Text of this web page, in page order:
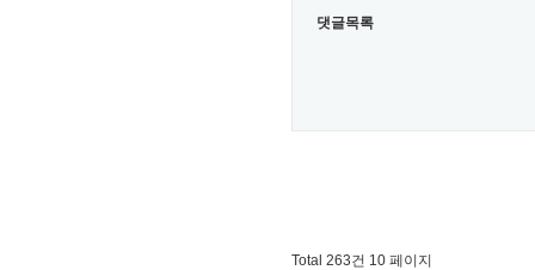
댓글목록
Total 263건 10 페이지